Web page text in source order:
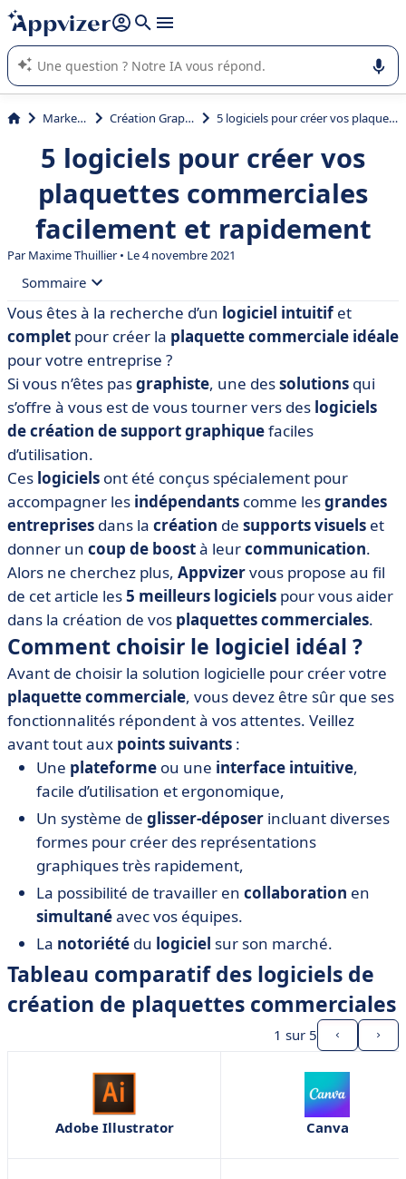
répondre (plusieurs lignes avec
L'IA de Appvizer vous guide dans l'utilisation ou la sélection de
logiciel SaaS en entreprise.
Marketing Création Graphique 5 logiciels pour créer vos plaquettes commerciales facilement et rapidement
5 logiciels pour créer vos
plaquettes commerciales
facilement et rapidement
Par Maxime Thuillier • Le 4 novembre 2021
Sommaire
• Comment choisir le logiciel idéal ?
• Tableau comparatif des logiciels de création de
plaquettes commerciales
• Adobe Illustrator
• Canva
• EdrawMax
• Flipsnack
• Microsoft Publisher
• L’utilité d’un logiciel pour créer vos plaquettes
commerciales : un gain de temps pour votre entreprise
Vous êtes à la recherche d’un logiciel intuitifet
complet pour créer la plaquette commerciale idéale
pour votre entreprise ?
Si vous n’êtes pasgraphiste, une dessolutions qui
s’offre à vous est de vous tourner vers des logiciels
de création desupportgraphiquefaciles
d’utilisation.
Ces logiciels ont été conçus spécialement pour
accompagner les indépendants comme lesgrandes
entreprises dans la création de supports visuels et
donner un coup de boostà leurcommunication.
Alors ne cherchez plus, Appvizervous propose au fil
de cet article les5 meilleurs logiciels pour vous aider
dans la création de vos plaquettes commerciales.
Comment choisir le logiciel idéal ?
Avant de choisir la solution logicielle pour créer votre
plaquette commerciale, vous devez être sûr que ses
fonctionnalités répondent à vos attentes. Veillez
avant tout aux points suivants :
Une plateforme ou une interface intuitive,
facile d’utilisation et ergonomique,
Un système de glisser-déposer incluant diverses
formes pour créer des représentations
graphiques très rapidement,
La possibilité de travailler en collaboration en
simultanéavec vos équipes.
La notoriété du logiciel sur son marché.
Tableau comparatif des logiciels de
création de plaquettes commerciales
1 sur 5
Adobe Illustrator Canva